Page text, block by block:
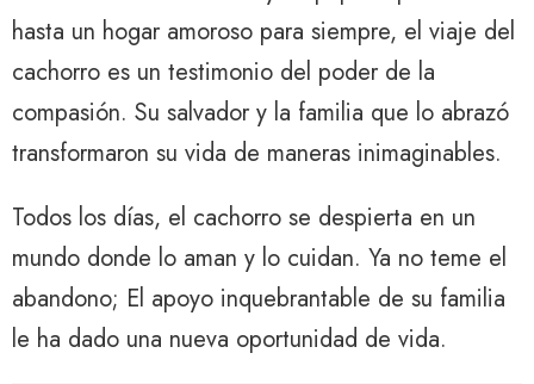
hasta un hogar amoroso para siempre, el viaje del
cachorro es un testimonio del poder de la
compasión. Su salvador y la familia que lo abrazó
transformaron su vida de maneras inimaginables.
Todos los días, el cachorro se despierta en un
mundo donde lo aman y lo cuidan. Ya no teme el
abandono; El apoyo inquebrantable de su familia
le ha dado una nueva oportunidad de vida.